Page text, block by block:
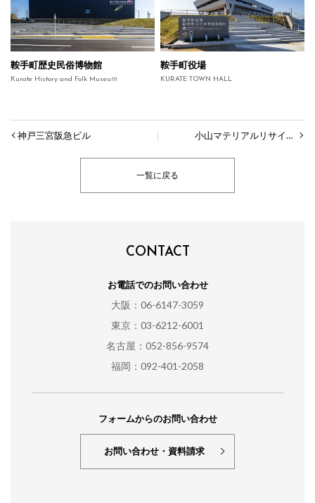
鞍手町歴史民俗博物館
Kurate History and Folk Museuｍ
鞍手町役場
KURATE TOWN HALL
神戸三宮阪急ビル 小山マテリアルリサイクルセンター
一覧に戻る
CONTACT
お電話でのお問い合わせ
大阪：06-6147-3059
東京：03-6212-6001
名古屋：052-856-9574
福岡：092-401-2058
フォームからのお問い合わせ
お問い合わせ・資料請求